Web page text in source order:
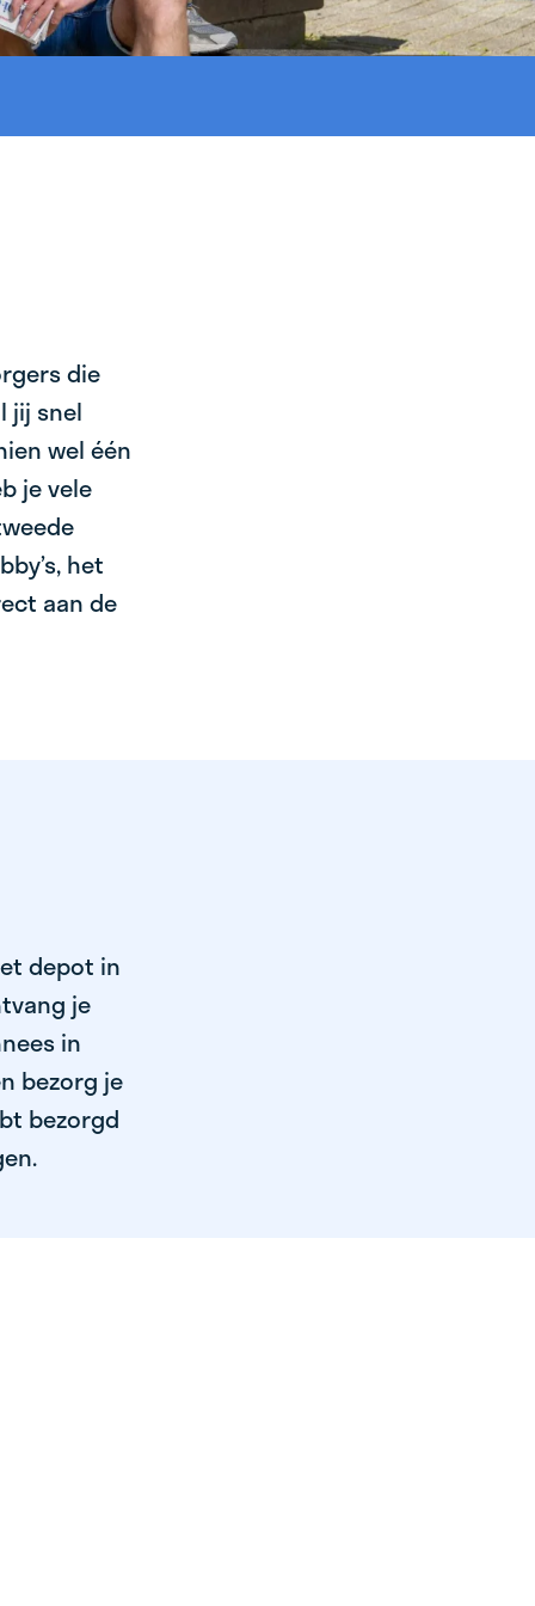
die
jij snel
wel één
je vele
het
aan de
depot in
je
in
bezorg je
bezorgd